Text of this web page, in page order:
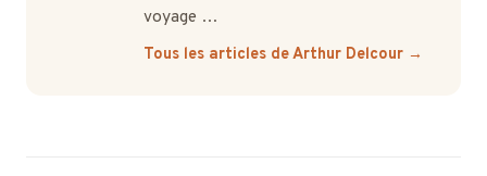
voyage …
Tous les articles de Arthur Delcour →